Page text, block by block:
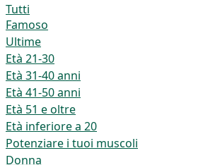
Tutti
Famoso
Ultime
Età 21-30
Età 31-40 anni
Età 41-50 anni
Età 51 e oltre
Età inferiore a 20
Potenziare i tuoi muscoli
Donna